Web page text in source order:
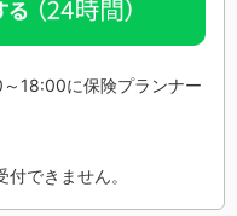
18:00に保険プランナー
できません。